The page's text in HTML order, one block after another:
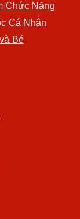
Chức Năng
Cá Nhân
Bé